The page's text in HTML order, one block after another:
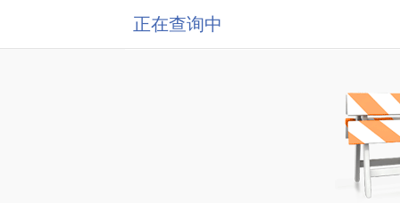
正在查询中